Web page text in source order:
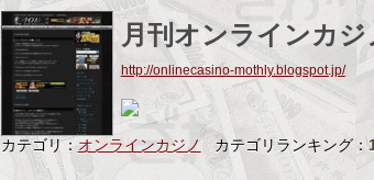
ん
な
月刊オンラインカ
http://onlinecasino-mothly.blogspot.jp/
カテゴリ：オンラインカジノ カテゴリランキング：